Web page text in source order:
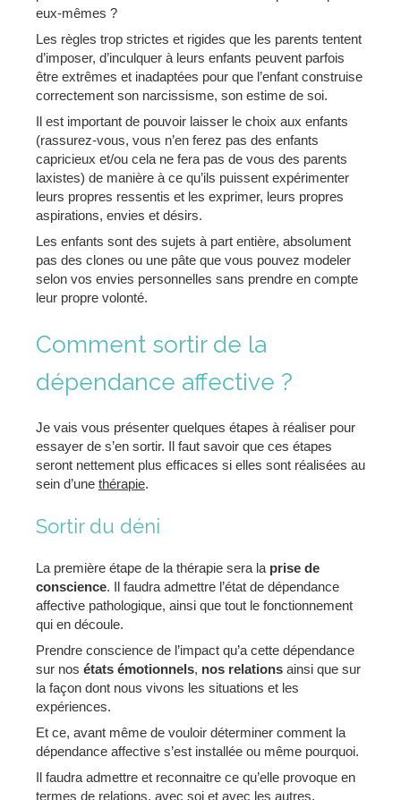
eux-mêmes ?
Les règles trop strictes et rigides que les parents tentent
d’imposer, d’inculquer à leurs enfants peuvent parfois
être extrêmes et inadaptées pour que l’enfant construise
correctement son narcissisme, son estime de soi.
Il est important de pouvoir laisser le choix aux enfants
(rassurez-vous, vous n’en ferez pas des enfants
capricieux et/ou cela ne fera pas de vous des parents
laxistes) de manière à ce qu’ils puissent expérimenter
leurs propres ressentis et les exprimer, leurs propres
aspirations, envies et désirs.
Les enfants sont des sujets à part entière, absolument
pas des clones ou une pâte que vous pouvez modeler
selon vos envies personnelles sans prendre en compte
leur propre volonté.
Comment sortir de la
dépendance affective ?
Je vais vous présenter quelques étapes à réaliser pour
essayer de s’en sortir. Il faut savoir que ces étapes
seront nettement plus efficaces si elles sont réalisées au
sein d’une thérapie.
Sortir du déni
La première étape de la thérapie sera la prise de
conscience. Il faudra admettre l’état de dépendance
affective pathologique, ainsi que tout le fonctionnement
qui en découle.
Prendre conscience de l’impact qu’a cette dépendance
sur nos états émotionnels, nos relations ainsi que sur
la façon dont nous vivons les situations et les
expériences.
Et ce, avant même de vouloir déterminer comment la
dépendance affective s’est installée ou même pourquoi.
Il faudra admettre et reconnaitre ce qu’elle provoque en
termes de relations, avec soi et avec les autres.